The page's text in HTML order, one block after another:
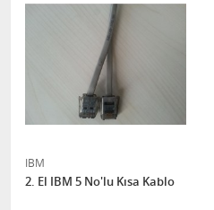
IBM
2. El IBM 5 No'lu Kısa Kablo